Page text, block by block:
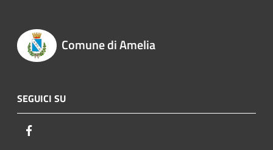
Comune di Amelia
SEGUICI SU